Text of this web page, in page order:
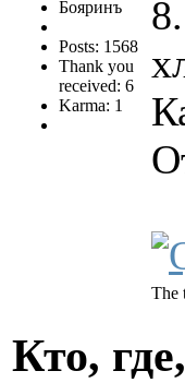
Бояринъ
Posts: 1568
Thank you
received: 6
Karma: 1
The
Кто,